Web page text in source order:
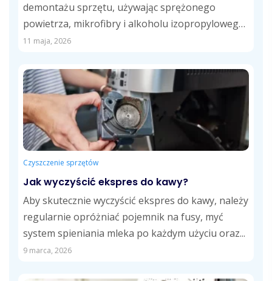
demontażu sprzętu, używając sprężonego
powietrza, mikrofibry i alkoholu izopropylowego.
Regularne usuwanie kurzu, tłustych śladów i...
11 maja, 2026
Czyszczenie sprzętów
Jak wyczyścić ekspres do kawy?
Aby skutecznie wyczyścić ekspres do kawy, należy
regularnie opróżniać pojemnik na fusy, myć
system spieniania mleka po każdym użyciu oraz...
9 marca, 2026